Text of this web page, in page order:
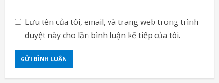
Lưu tên của tôi, email, và trang web trong trình
duyệt này cho lần bình luận kế tiếp của tôi.